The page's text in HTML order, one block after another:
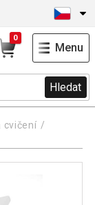
Hledat
0
Menu
cvičení